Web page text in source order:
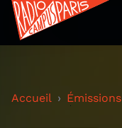
Accueil Émissions